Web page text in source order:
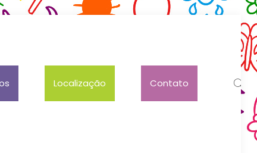
Localização Contato